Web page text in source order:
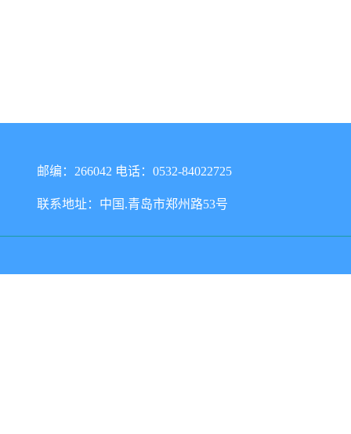
邮编：266042 电话：0532-84022725
联系地址：中国.青岛市郑州路53号